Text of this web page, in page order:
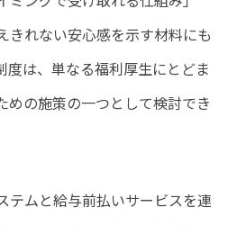
きれない安心感を示す材料にも
度は、単なる福利厚生にとどま
めの施策の一つとして検討でき
テムと給与前払いサービスを連